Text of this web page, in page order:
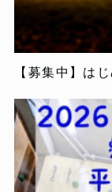
【募集中】は